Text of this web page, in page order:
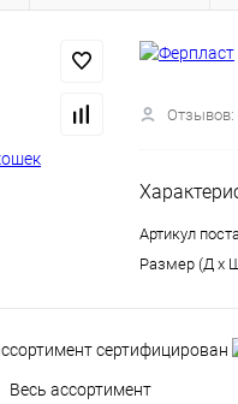
Отзывов:
Артикул
Размер (Д х
Весь ассортимент